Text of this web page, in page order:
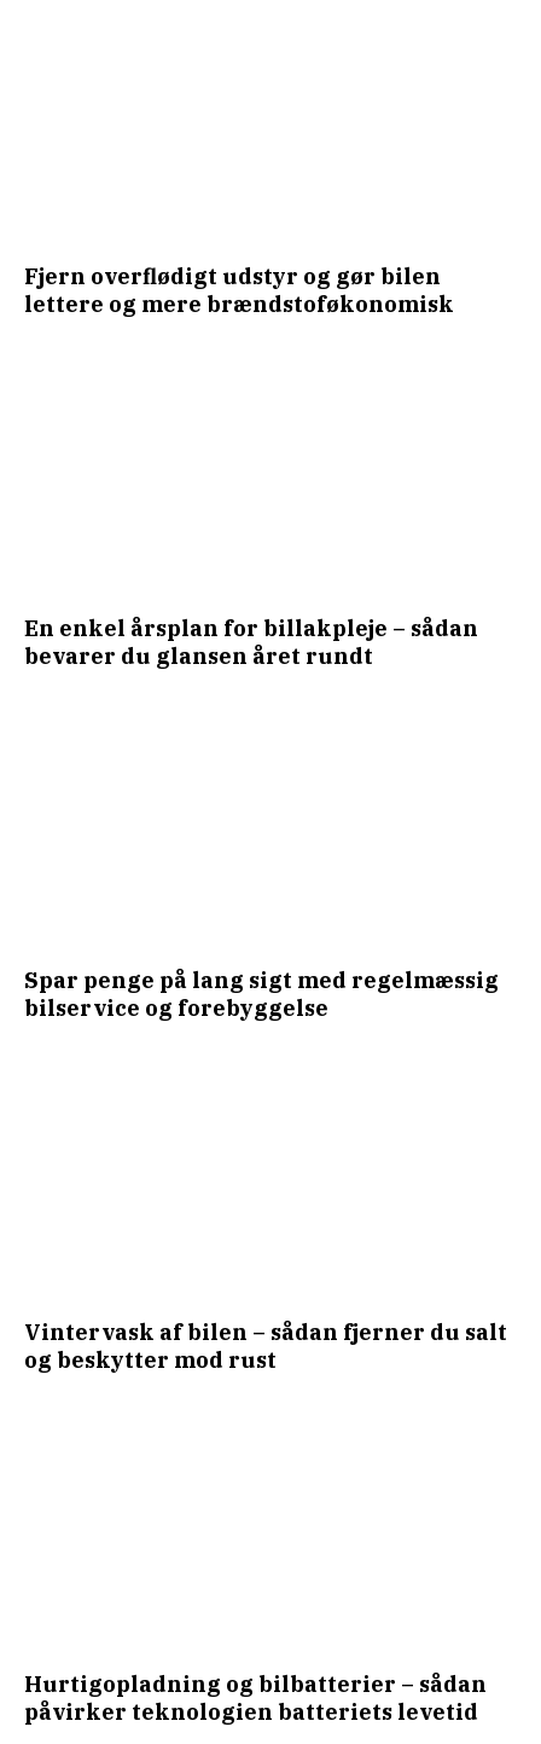
Fjern overflødigt udstyr og gør bilen
lettere og mere brændstoføkonomisk
En enkel årsplan for billakpleje – sådan
bevarer du glansen året rundt
Spar penge på lang sigt med regelmæssig
bilservice og forebyggelse
Vintervask af bilen – sådan fjerner du salt
og beskytter mod rust
Hurtigopladning og bilbatterier – sådan
påvirker teknologien batteriets levetid